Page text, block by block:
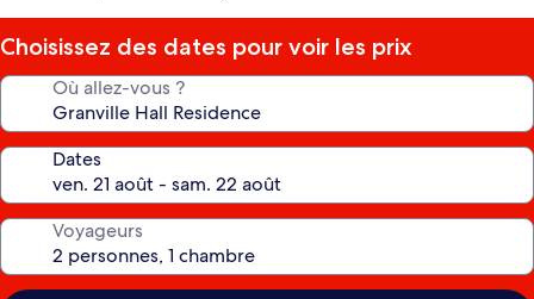
Choisissez des dates pour voir les prix
Où allez-vous ?
Dates
Voyageurs